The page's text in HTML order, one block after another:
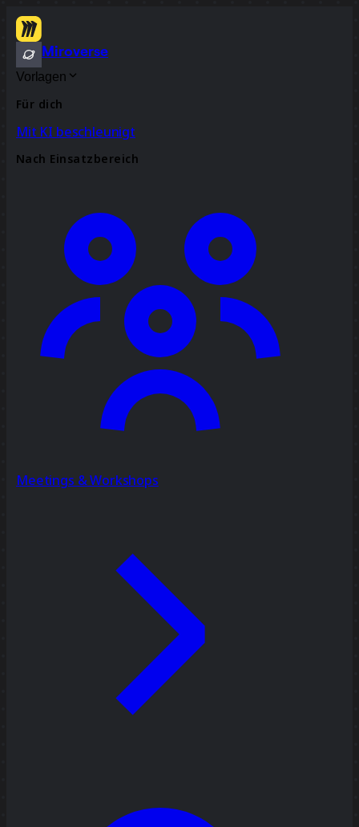
Miroverse
Vorlagen
Für dich
Mit KI beschleunigt
Nach Einsatzbereich
Meetings & Workshops